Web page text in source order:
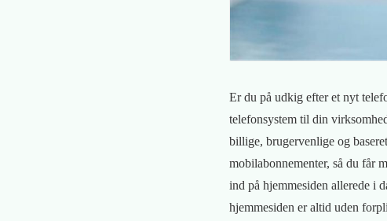
Er du på udkig efter et nyt
telefonsystem til din
billige, brugervenlige og
mobilabonnementer, så du får
ind på hjemmesiden allerede i
hjemmesiden er altid uden